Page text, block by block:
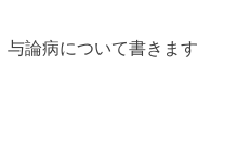
論病について書きます